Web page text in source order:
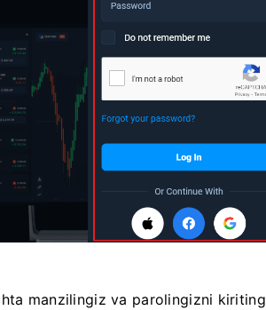
manzilingiz va parolingizni kiriting